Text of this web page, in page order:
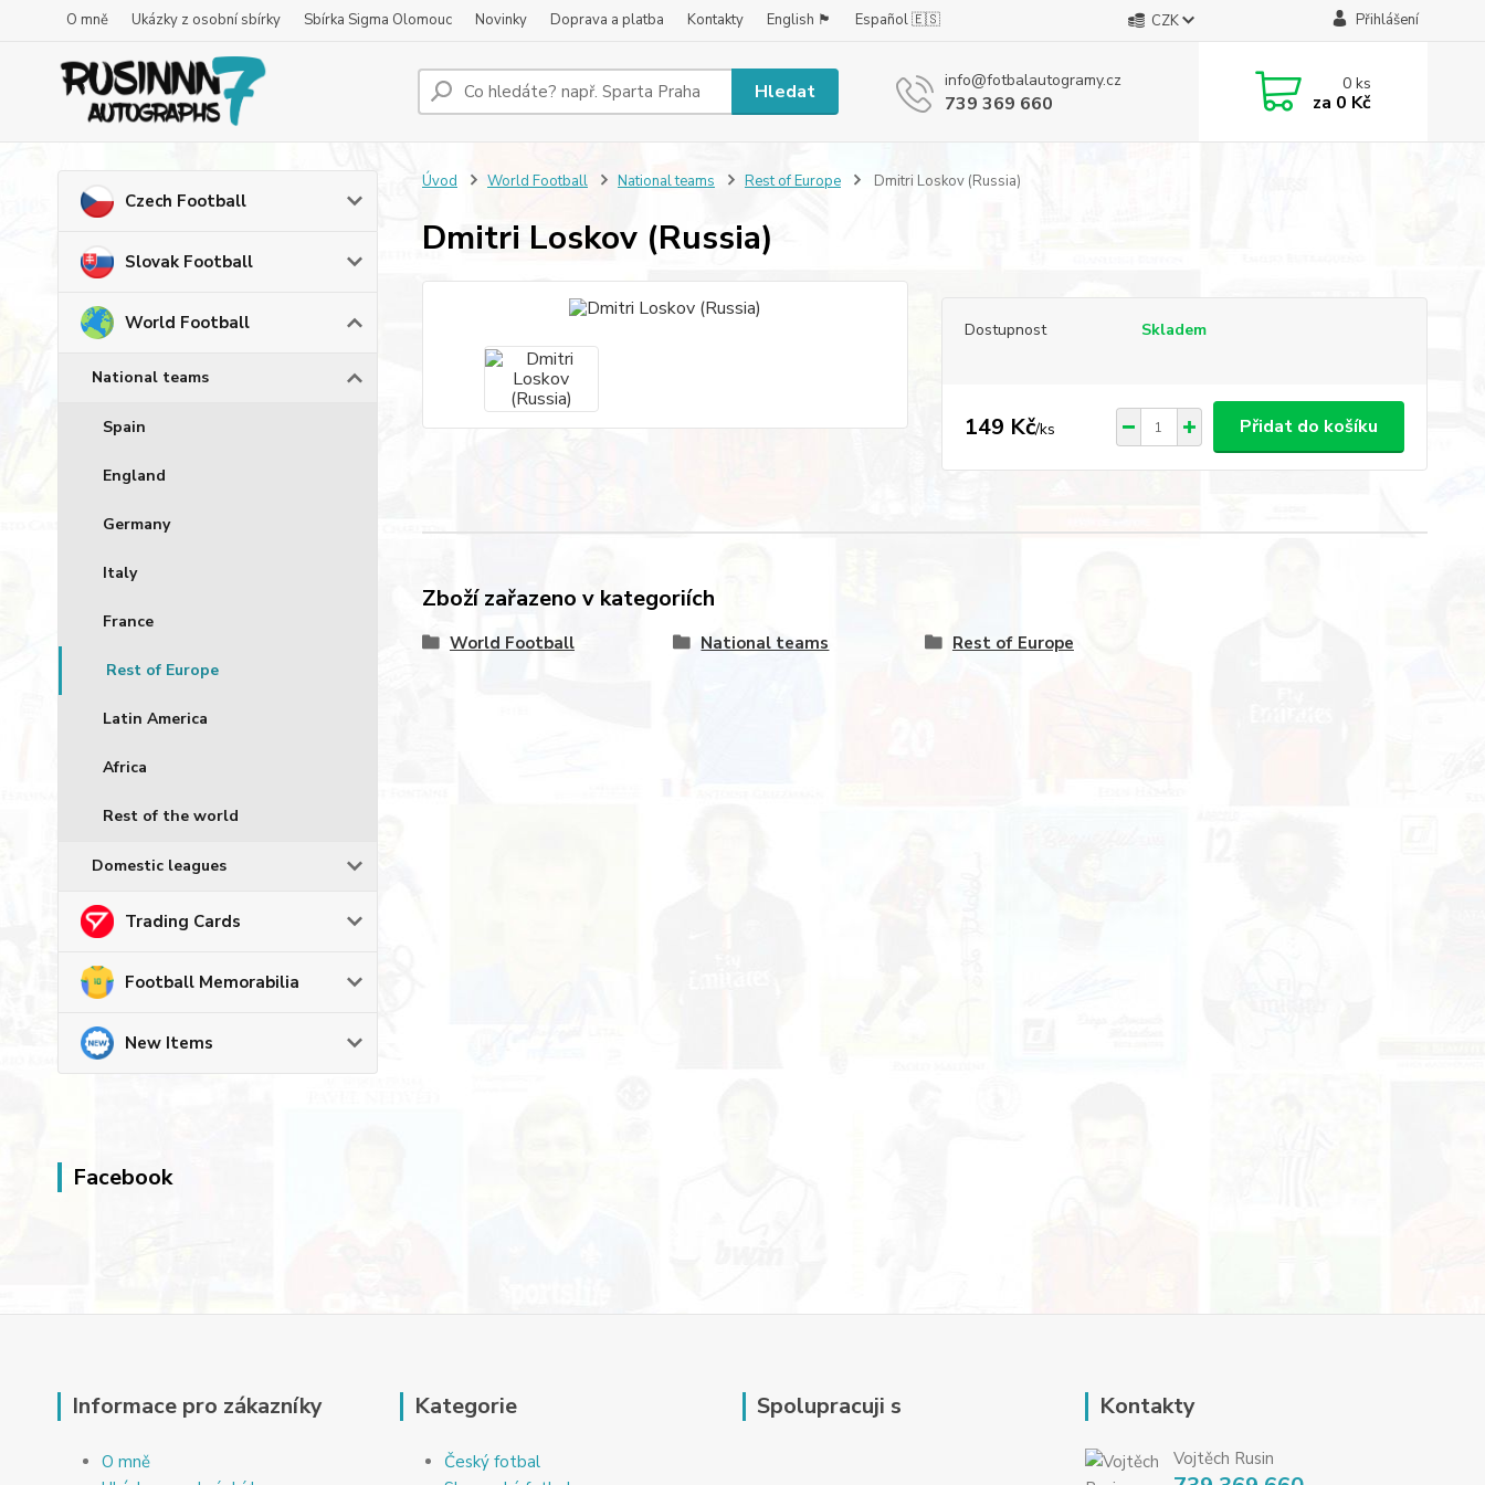
O mně Ukázky z osobní sbírky Sbírka Sigma Olomouc Novinky Doprava a platba Kontakty English 🏴󠁧󠁢󠁥󠁮󠁧󠁿 Español 🇪🇸 CZK Přihlášení
Hledat info@fotbalautogramy.cz
739 369 660
0ks
za 0 Kč
Czech Football
Slovak Football
World Football
National teams
Spain
England
Germany
Italy
France
Rest of Europe
Latin America
Africa
Rest of the world
Domestic leagues
Trading Cards
Football Memorabilia
New Items
Facebook
Úvod World Football National teams Rest of Europe Dmitri Loskov (Russia)
Dmitri Loskov (Russia)
Dostupnost Skladem
149 Kč/ks Přidat do košíku
Zboží zařazeno v kategoriích
World Football National teams Rest of Europe
Informace pro zákazníky
O mně
Kategorie
Český fotbal
Spolupracuji s Kontakty
Vojtěch Rusin